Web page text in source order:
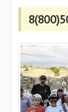
Смоленская
Татарстан
Тверская
Удмуртия
Польша
Сербия
Сингапур
Словакия
США
Тунис
Турция
Украина